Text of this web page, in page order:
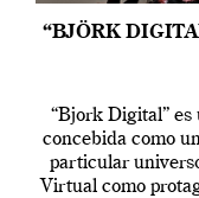
“BJÖRK
“Bjork Digital”
concebida como
particular
Virtual como